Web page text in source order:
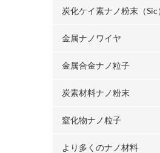
炭化ケイ素ナノ粉末（sic
金属ナノワイヤ
金属合金ナノ粒子
炭素材料ナノ粉末
窒化物ナノ粒子
より多くのナノ材料